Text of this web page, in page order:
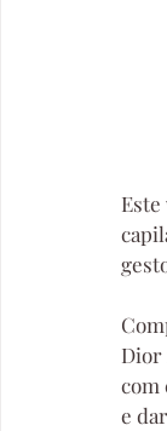
Dior
com
e